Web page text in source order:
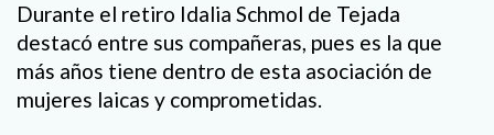
Durante el retiro Idalia Schmol de Tejada
destacó entre sus compañeras, pues es la que
más años tiene dentro de esta asociación de
mujeres laicas y comprometidas.